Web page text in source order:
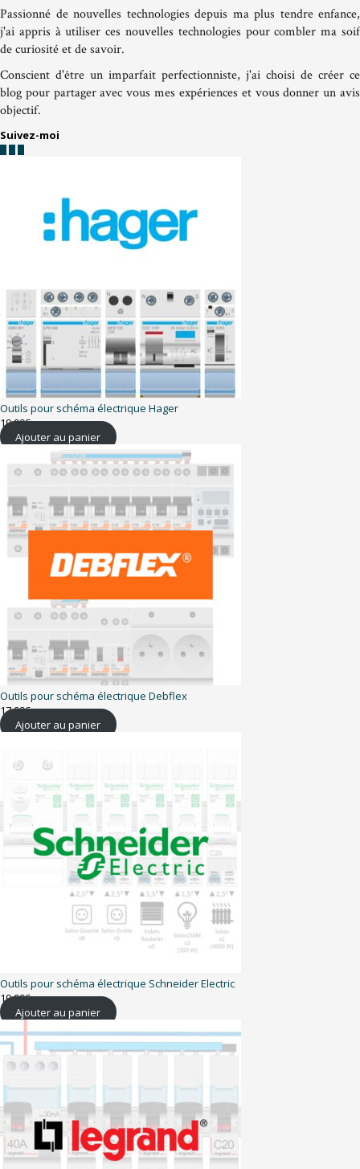
Passionné de nouvelles technologies depuis ma plus tendre enfance,
j'ai appris à utiliser ces nouvelles technologies pour combler ma soif
de curiosité et de savoir.
Conscient d'être un imparfait perfectionniste, j'ai choisi de créer ce
blog pour partager avec vous mes expériences et vous donner un avis
objectif.
Suivez-moi
Outils pour schéma électrique Hager
19,99€
Ajouter au panier
Outils pour schéma électrique Debflex
17,99€
Ajouter au panier
Outils pour schéma électrique Schneider Electric
19,99€
Ajouter au panier